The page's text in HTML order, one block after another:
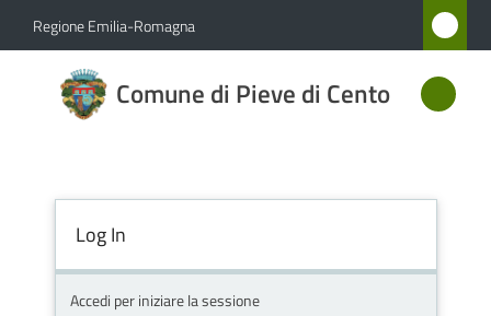
Vai al contenuto
Vai alla navigazione
Vai al footer
Regione Emilia-Romagna
Comune di Pieve di Cento
Comune
di Pieve
Amministrazione
Novità
Log In
Accedi per iniziare la sessione